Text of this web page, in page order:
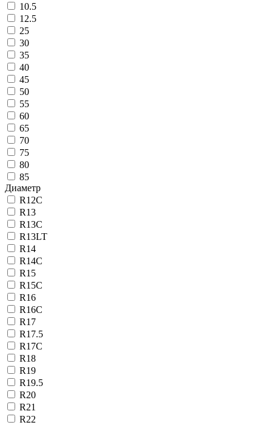
10.5
12.5
25
30
35
40
45
50
55
60
65
70
75
80
85
Диаметр
R12C
R13
R13C
R13LT
R14
R14C
R15
R15C
R16
R16C
R17
R17.5
R17C
R18
R19
R19.5
R20
R21
R22